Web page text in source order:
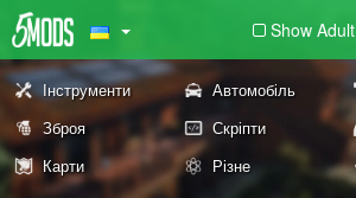
Show Adult
Інструменти Автомобіль
Зброя
Скріпти
Карти
Різне